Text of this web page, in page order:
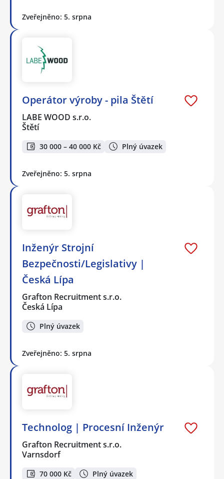
Zveřejněno: 5. srpna
Operátor výroby - pila Štětí
LABE WOOD s.r.o.
Štětí
30 000 – 40 000 Kč Plný úvazek
Zveřejněno: 5. srpna
Inženýr Strojní
Bezpečnosti/Legislativy |
Česká Lípa
Grafton Recruitment s.r.o.
Česká Lípa
Plný úvazek
Zveřejněno: 5. srpna
Technolog | Procesní Inženýr
Grafton Recruitment s.r.o.
Varnsdorf
70 000 Kč Plný úvazek